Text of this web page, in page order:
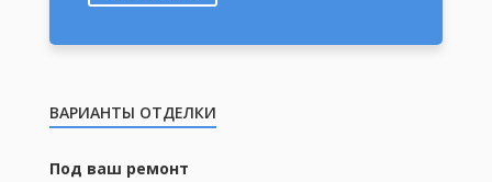
ВАРИАНТЫ ОТДЕЛКИ
Под ваш ремонт